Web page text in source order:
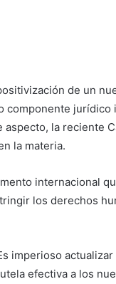
de un
componente
aspecto, la reciente
la materia.
internacional
los derechos
imperioso
efectiva a los